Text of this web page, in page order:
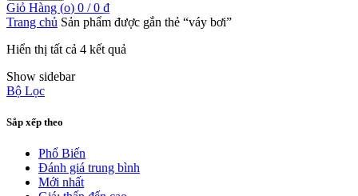
Giỏ Hàng (o) 0 / 0 ₫
Trang chủ Sản phẩm được gắn thẻ “váy bơi”
Hiển thị tất cả 4 kết quả
Show sidebar
Bộ Lọc
Sắp xếp theo
Phổ Biến
Đánh giá trung bình
Mới nhất